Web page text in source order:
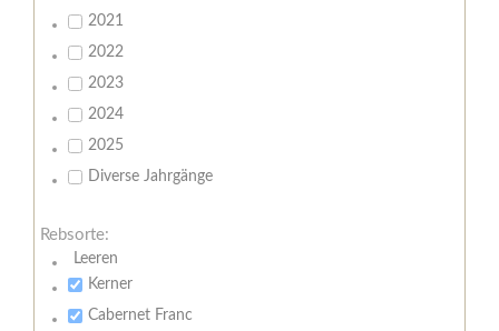
2021
2022
2023
2024
2025
Diverse Jahrgänge
Rebsorte:
Leeren
Kerner
Cabernet Franc